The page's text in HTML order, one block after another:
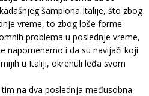
šampiona Italije, što zbog
vreme, to zbog loše forme
problema u poslednje vreme,
napomenemo i da su navijači koji
u Italiji, okrenuli leđa svom
na dva poslednja međusobna